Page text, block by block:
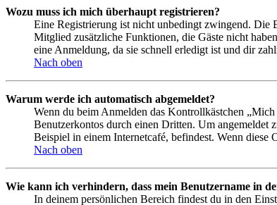
Wozu muss ich mich überhaupt registrieren?
Eine Registrierung ist nicht unbedingt zwingend. Die
Mitglied zusätzliche Funktionen, die Gäste nicht
eine Anmeldung, da sie schnell erledigt ist und dir
Nach oben
Warum werde ich automatisch abgemeldet?
Wenn du beim Anmelden das Kontrollkästchen
Benutzerkontos durch einen Dritten. Um angemeldet
Beispiel in einem Internetcafé, befindest. Wenn
Nach oben
Wie kann ich verhindern, dass mein Benutzername in
In deinem persönlichen Bereich findest du in den